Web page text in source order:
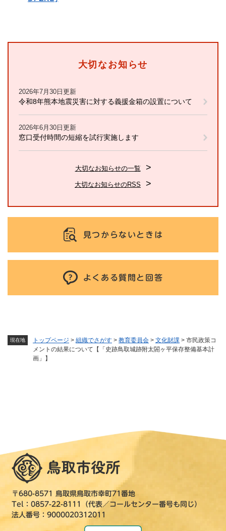
現在地 トップページ > 組織でさがす > 教育委員会 > 文化財課 > 市民政策コ
メントの結果について【「史跡鳥取城跡附太閤ヶ平保存整備基本計
画」】
大切なお知らせ
2026年7月30日更新
令和8年熊本地震災害に対する義援金箱の設置について
2026年6月30日更新
窓口受付時間の短縮を試行実施します
大切なお知らせの一覧
大切なお知らせのRSS
見つからないときは
よくある質問と回答
〒680-8571 鳥取県鳥取市幸町71番地
Tel：0857-22-8111（代表／コールセンター番号も同じ）
法人番号：9000020312011